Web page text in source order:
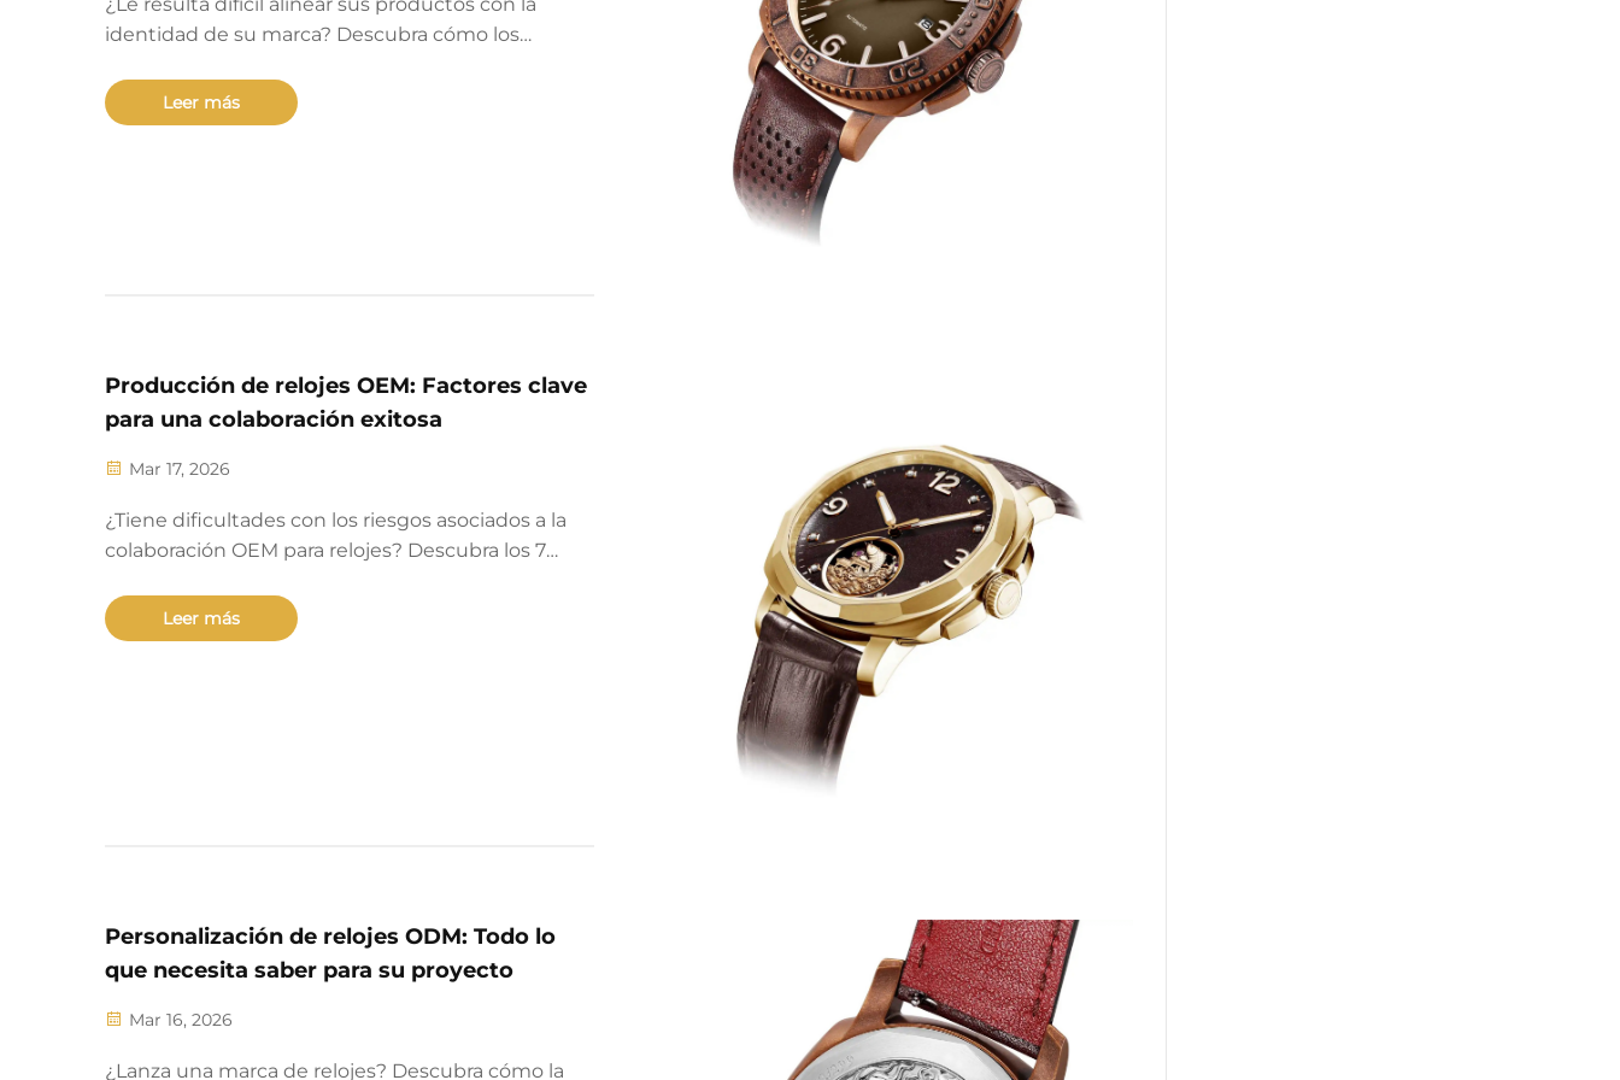
identidad de su marca? Descubra cómo los
personalización real, desde la esfera hasta el
movimiento, preservando al mismo tiempo la
Leer más
Producción de relojes OEM: Factores clave
para una colaboración exitosa
Mar 17, 2026
¿Tiene dificultades con los riesgos asociados a la
colaboración OEM para relojes? Descubra los 7
rigurosa de la muestra dorada hasta la
prototipación segura de la propiedad intelectual—
Leer más
Personalización de relojes ODM: Todo lo
que necesita saber para su proyecto
Mar 16, 2026
¿Lanza una marca de relojes? Descubra cómo la